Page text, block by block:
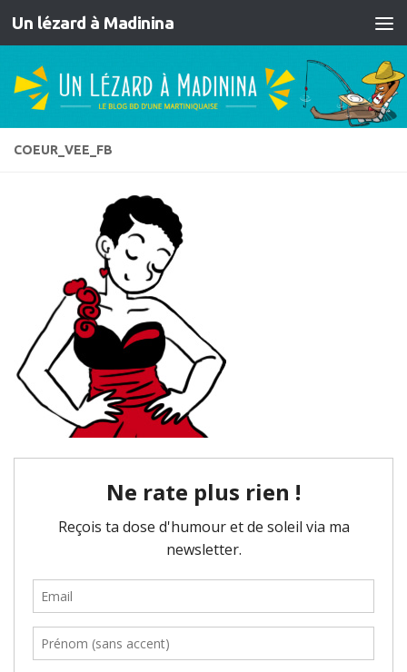
Skip to content
Un lézard à Madinina
COEUR_VEE_FB